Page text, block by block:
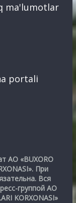
ma'lumotlar
portali
АО «BUXORO
При
Вся
группой АО
KORXONASI»